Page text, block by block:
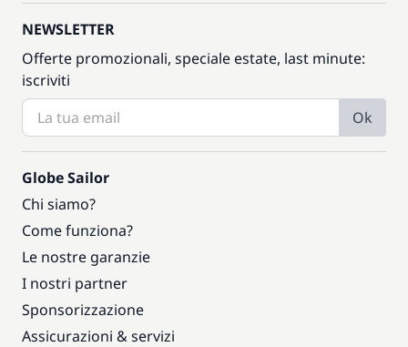
NEWSLETTER
Offerte promozionali, speciale estate, last minute:
iscriviti
Ok
Globe Sailor
Chi siamo?
Come funziona?
Le nostre garanzie
I nostri partner
Sponsorizzazione
Assicurazioni & servizi